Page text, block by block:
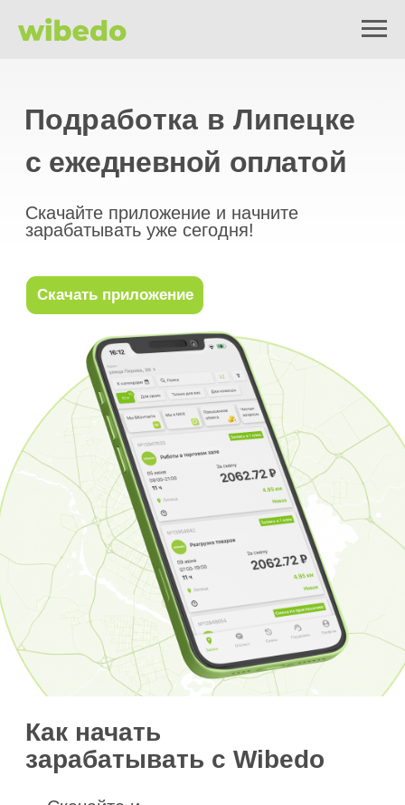
Скачайте приложение и начните
зарабатывать уже сегодня!
с ежедневной оплатой
Скачать приложение
Получите оплату после
отработанной смены
Скачайте и
зарегистрируйтесь в
приложении
Выйдите на подработку
Как начать
зарабатывать с Wibedo
Начать зарабатывать